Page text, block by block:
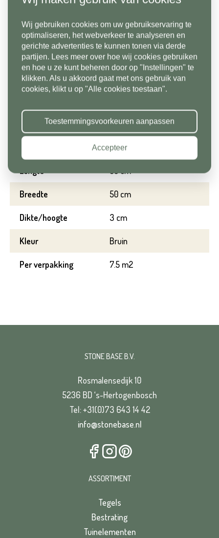
of houtlook tegels. Keramische tuintegels zijn
krasvast, kleurvast, slijtvast, maatvast en
daarnaast onderhoudsvriendelijk.
Specificaties
Gewicht per m2 90 kg
4
Lengte 50 cm
Breedte 50 cm
Dikte/hoogte 3 cm
Kleur Bruin
Per verpakking 7.5 m2
Telefoonnummer*
Land*
Huisnummer*
Toevoeging
Plaats*
VERSTUREN
Land*
Nederland
Postcode*
Straat*
VERSTUREN
STONE BASE B.V.
Rosmalensedijk 10
5236 BD ‘s-Hertogenbosch
Tel: +31(0)73 643 14 42
info@stonebase.nl
ASSORTIMENT
Tegels
Bestrating
Tuinelementen
Wij gebruiken cookies om uw gebruikservaring te
optimaliseren, het webverkeer te analyseren en
gerichte advertenties te kunnen tonen via derde
partijen. Lees meer over hoe wij cookies gebruiken
en hoe u ze kunt beheren door op "Instellingen" te
klikken. Als u akkoord gaat met ons gebruik van
cookies, klikt u op "Alle cookies toestaan".
Toestemmingsvoorkeuren aanpassen
Accepteer